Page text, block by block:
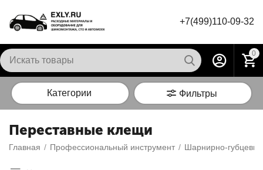
+7(499)110-09-32
0
Категории Фильтры
Переставные клещи
Главная / Профессиональный инструмент / Шарнирно-